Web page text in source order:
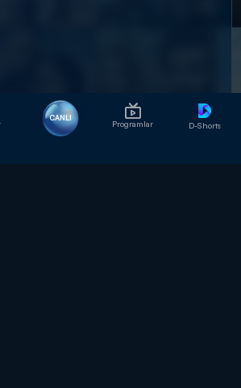
CANLI
Programlar D-Shorts